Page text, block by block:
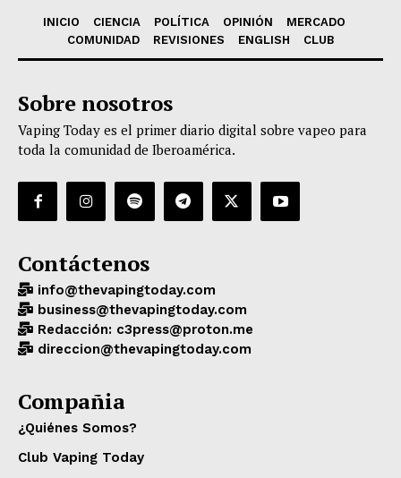
INICIO CIENCIA POLÍTICA OPINIÓN
MERCADO
COMUNIDAD
REVISIONES ENGLISH CLUB
Sobre nosotros
Vaping Today es el primer diario digital sobre vapeo para
toda la comunidad de Iberoamérica.
Contáctenos
info@thevapingtoday.com
business@thevapingtoday.com
Redacción: c3press@proton.me
direccion@thevapingtoday.com
Compañia
¿Quiénes Somos?
Club Vaping Today